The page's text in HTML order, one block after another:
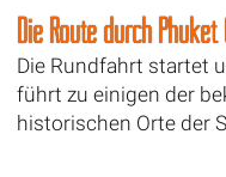
Die Route durch Phuket
Die Rundfahrt startet
führt zu einigen der
historischen Orte der